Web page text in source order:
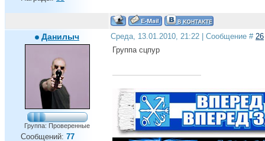
Данилыч
Группа: Проверенные
Сообщений: 77
Среда, 13.01.2010, 21:22 | Сообщение # 26
Группа сцпур